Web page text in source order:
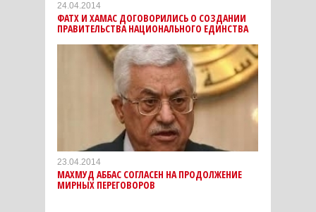
24.04.2014
ФАТХ И ХАМАС ДОГОВОРИЛИСЬ О СОЗДАНИИ
ПРАВИТЕЛЬСТВА НАЦИОНАЛЬНОГО ЕДИНСТВА
23.04.2014
МАХМУД АББАС СОГЛАСЕН НА ПРОДОЛЖЕНИЕ
МИРНЫХ ПЕРЕГОВОРОВ